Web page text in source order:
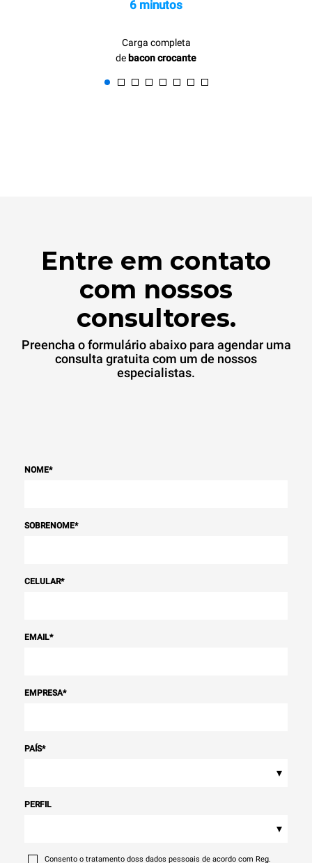
6 minutos
Carga completa
de bacon crocante
Entre em contato
com nossos
consultores.
Preencha o formulário abaixo para agendar uma
consulta gratuita com um de nossos
especialistas.
NOME*
SOBRENOME*
CELULAR*
EMAIL*
EMPRESA*
PAÍS*
▾
PERFIL
▾
Consento o tratamento doss dados pessoais de acordo com Reg.